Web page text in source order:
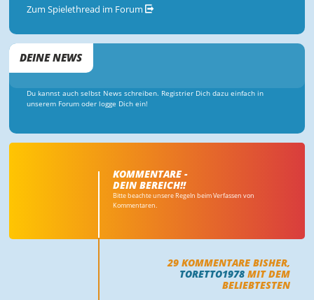
Zum Spielethread im Forum
DEINE NEWS
Du kannst auch selbst News schreiben. Registrier Dich dazu einfach in
unserem Forum oder logge Dich ein!
KOMMENTARE -
DEIN BEREICH!!
Bitte beachte unsere Regeln beim Verfassen von
Kommentaren.
29 KOMMENTARE BISHER,
TORETTO1978 MIT DEM
BELIEBTESTEN